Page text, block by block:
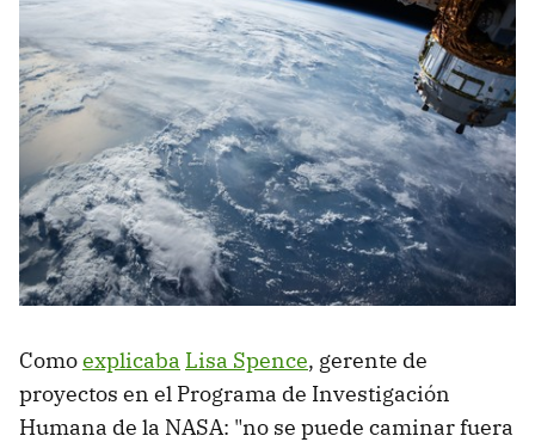
Comoexplicaba Lisa Spence, gerente de
proyectos en el Programa de Investigación
Humana de la NASA: "no se puede caminar fuera